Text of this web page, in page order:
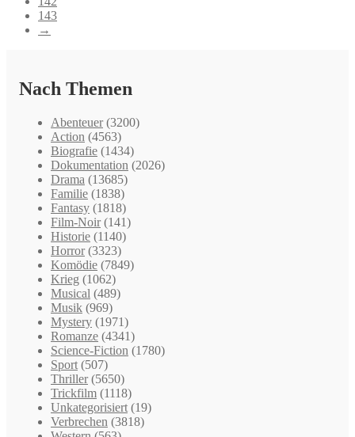
143
→
Nach Themen
Abenteuer (3200)
Action (4563)
Biografie (1434)
Dokumentation (2026)
Drama (13685)
Familie (1838)
Fantasy (1818)
Film-Noir (141)
Historie (1140)
Horror (3323)
Komödie (7849)
Krieg (1062)
Musical (489)
Musik (969)
Mystery (1971)
Romanze (4341)
Science-Fiction (1780)
Sport (507)
Thriller (5650)
Trickfilm (1118)
Unkategorisiert (19)
Verbrechen (3818)